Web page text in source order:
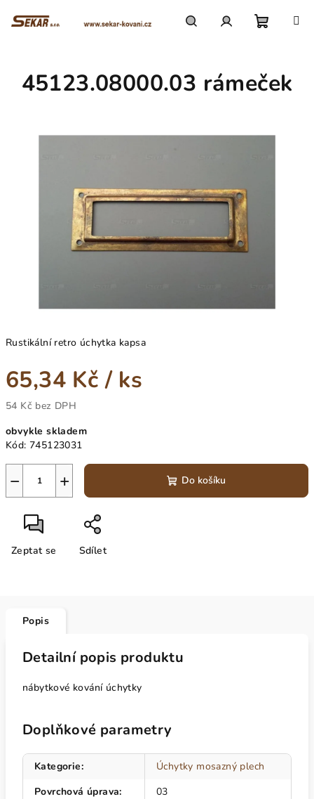
košík
Rustikální retro úchytka kapsa
65,34 Kč/ ks
54 Kč bez DPH
cena:
obvykle skladem
Kód: 745123031
+
− Do košíku
Zeptat se Sdílet
45123.08000.03 rámeček
Popis
Detailní popis produktu
nábytkové kování úchytky
Doplňkové parametry
Kategorie:
Úchytky mosazný plech
Povrchová úprava:
03